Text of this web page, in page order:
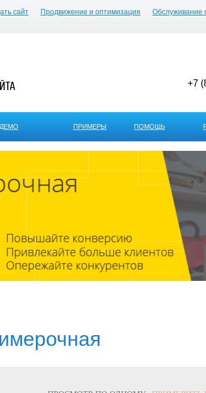
сайт Продвижение и оптимизация Обслуживание
+7
ДЕМО ПРИМЕРЫ ПОМОЩЬ